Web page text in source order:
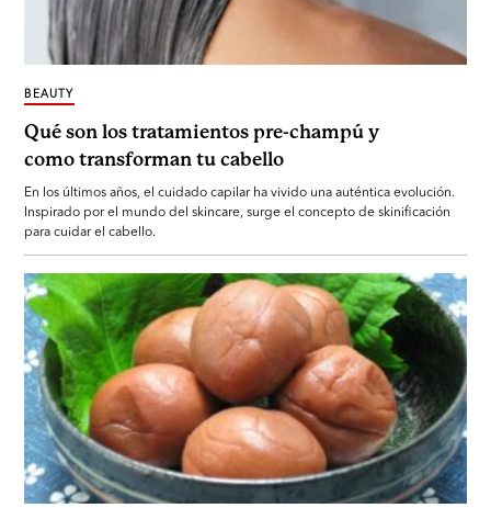
Qué son los tratamientos pre-champú y
como transforman tu cabello
BEAUTY
En los últimos años, el cuidado capilar ha vivido una auténtica evolución.
Inspirado por el mundo del skincare, surge el concepto de skinificación
para cuidar el cabello.